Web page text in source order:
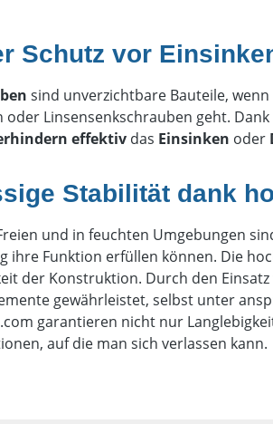
Schutz vor
sind unverzichtbare Bauteile,
oder Linsensenkschrauben geht.
effektiv das Einsinken oder
Stabilität dank
und in feuchten Umgebungen
ihre Funktion erfüllen können. Die
der Konstruktion. Durch den Einsatz
gewährleistet, selbst unter
garantieren nicht nur
auf die man sich verlassen kann.